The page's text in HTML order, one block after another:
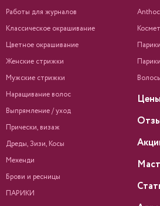
Работы для журналов
Классическое окрашивание
Цветное окрашивание
Женские стрижки
Мужские стрижки
Наращивание волос
Выпрямление / уход
Прически, визаж
Дреды, Зизи, Косы
Мехенди
Брови и ресницы
ПАРИКИ
Парики
Цены